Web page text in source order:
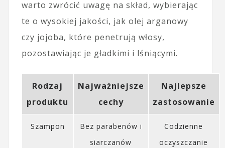
warto zwrócić uwagę na skład, wybierając
te o wysokiej jakości, jak olej arganowy
czy jojoba, które penetrują włosy,
pozostawiając je gładkimi i lśniącymi.
Rodzaj
produktu
Najważniejsze
cechy
Najlepsze
zastosowanie
Szampon
Bez parabenów i
siarczanów
Codzienne
oczyszczanie